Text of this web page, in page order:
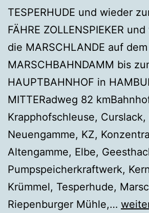
TESPERHUDE und wieder
FÄHRE ZOLLENSPIEKER
die MARSCHLANDE auf dem
MARSCHBAHNDAMM bis
HAUPTBAHNHOF in
MITTERadweg 82
Krapphofschleuse, Curslack,
Neuengamme, KZ,
Altengamme, Elbe,
Pumpspeicherkraftwerk,
Krümmel, Tesperhude,
Riepenburger Mühle,…